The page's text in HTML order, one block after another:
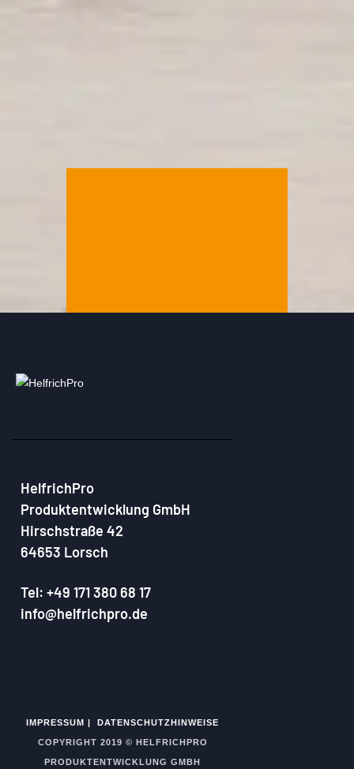
HelfrichPro
Produktentwicklung GmbH
Hirschstraße 42
64653 Lorsch
Tel: +49 171 380 68 17
info@helfrichpro.de
IMPRESSUM | DATENSCHUTZHINWEISE
COPYRIGHT 2019 © HELFRICHPRO
PRODUKTENTWICKLUNG GMBH